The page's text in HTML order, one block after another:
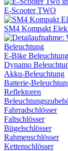
E-Scooter TWO
SM4 Kompakt
Beleuchtung
E-Bike Beleuchtung
Dynamo
Akku-Beleuchtung
Batterie-
Reflektoren
Fahrradschlösser
Faltschlösser
Bügelschlösser
Rahmenschlösser
Kettenschlösser